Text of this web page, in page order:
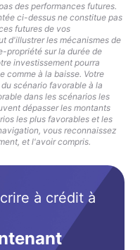
des performances futures.
ci-dessus ne constitue pas
futures de vos
d'illustrer les mécanismes de
propriété sur la durée de
investissement pourra
comme à la baisse. Votre
scénario favorable à la
dans les scénarios les
dépasser les montants
les plus favorables et les
vous reconnaissez
et l'avoir compris.
à crédit à